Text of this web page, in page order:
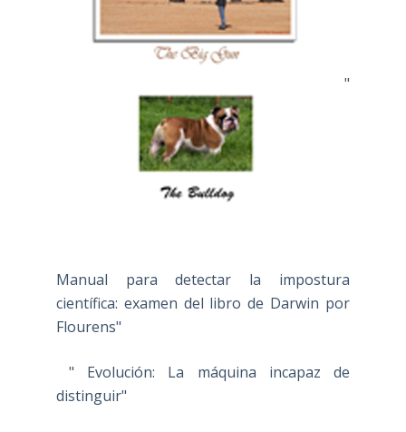
"
Manual para detectar la impostura
científica: examen del libro de Darwin por
Flourens"
" Evolución: La máquina incapaz de
distinguir"